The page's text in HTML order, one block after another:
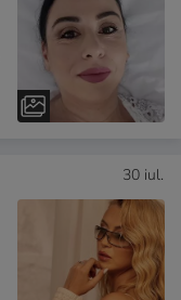
30 iul.